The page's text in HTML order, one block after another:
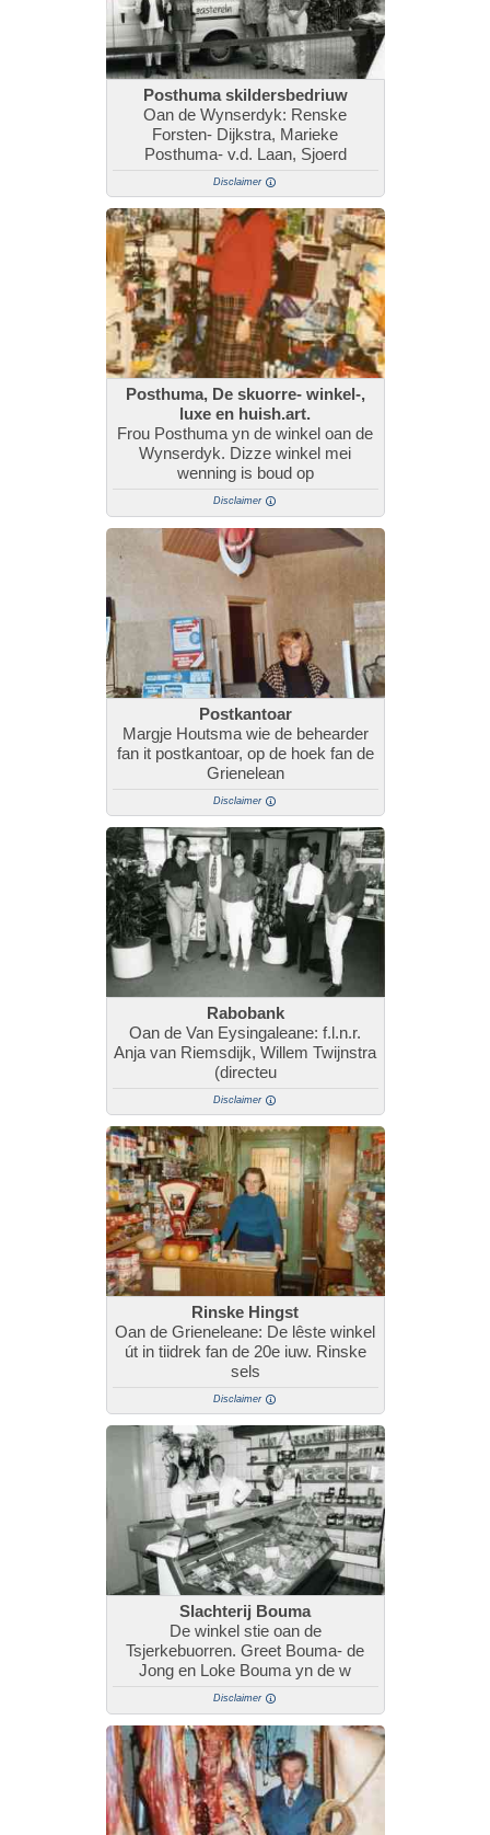
Posthuma skildersbedriuw
Oan de Wynserdyk: Renske
Forsten- Dijkstra, Marieke
Posthuma- v.d. Laan, Sjoerd
Disclaimer
Posthuma, De skuorre- winkel-,
luxe en huish.art.
Frou Posthuma yn de winkel oan de
Wynserdyk. Dizze winkel mei
wenning is boud op
Disclaimer
Postkantoar
Margje Houtsma wie de behearder
fan it postkantoar, op de hoek fan de
Grienelean
Disclaimer
Rabobank
Oan de Van Eysingaleane: f.l.n.r.
Anja van Riemsdijk, Willem Twijnstra
(directeu
Disclaimer
Rinske Hingst
Oan de Grieneleane: De lêste winkel
út in tiidrek fan de 20e iuw. Rinske
sels
Disclaimer
Slachterij Bouma
De winkel stie oan de
Tsjerkebuorren. Greet Bouma- de
Jong en Loke Bouma yn de w
Disclaimer